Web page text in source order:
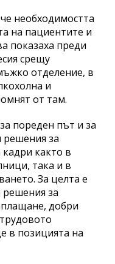
необходимостта
на пациентите и
показаха преди
срещу
отделение, в
и
от там.
пореден път и за
решения за
както в
така и в
За целта е
решения за
добри
в позицията на